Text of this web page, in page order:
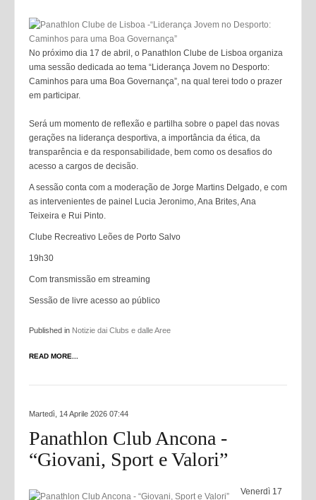
No próximo dia 17 de abril, o Panathlon Clube de Lisboa organiza
uma sessão dedicada ao tema “Liderança Jovem no Desporto:
Caminhos para uma Boa Governança”, na qual terei todo o prazer
em participar.
Será um momento de reflexão e partilha sobre o papel das novas
gerações na liderança desportiva, a importância da ética, da
transparência e da responsabilidade, bem como os desafios do
acesso a cargos de decisão.
A sessão conta com a moderação de Jorge Martins Delgado, e com
as intervenientes de painel Lucia Jeronimo, Ana Brites, Ana
Teixeira e Rui Pinto.
Clube Recreativo Leões de Porto Salvo
19h30
Com transmissão em streaming
Sessão de livre acesso ao público
Published in Notizie dai Clubs e dalle Aree
READ MORE...
Martedì, 14 Aprile 2026 07:44
Panathlon Club Ancona -
“Giovani, Sport e Valori”
Venerdì 17